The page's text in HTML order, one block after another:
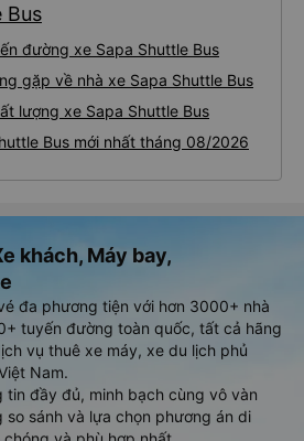
Bus
đường xe Sapa Shuttle Bus
gặp về nhà xe Sapa Shuttle Bus
lượng xe Sapa Shuttle Bus
Bus mới nhất tháng 08/2026
khách, Máy bay,
đa phương tiện với hơn 3000+ nhà
tuyến đường toàn quốc, tất cả hãng
vụ thuê xe máy, xe du lịch phủ
Nam.
tin đầy đủ, minh bạch cùng vô vàn
sánh và lựa chọn phương án di